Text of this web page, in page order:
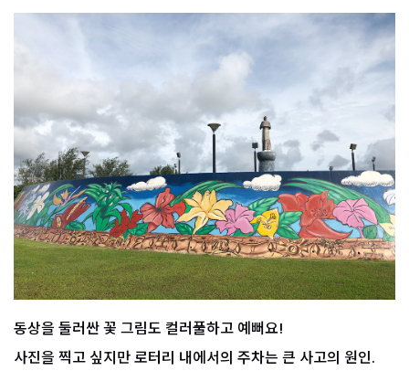
동상을 둘러싼 꽃 그림도 컬러풀하고 예뻐요!
사진을 찍고 싶지만 로터리 내에서의 주차는 큰 사고의 원인.